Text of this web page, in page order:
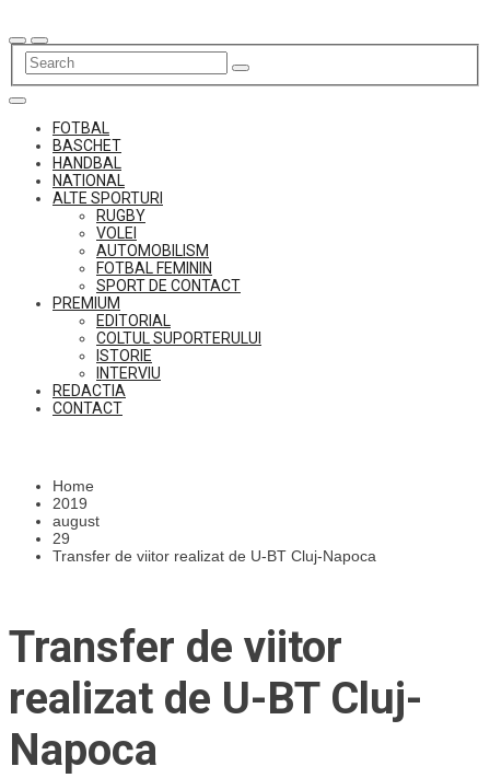
to
content
FOTBAL
BASCHET
HANDBAL
NATIONAL
ALTE SPORTURI
RUGBY
VOLEI
AUTOMOBILISM
FOTBAL FEMININ
SPORT DE CONTACT
PREMIUM
EDITORIAL
COLTUL SUPORTERULUI
ISTORIE
INTERVIU
REDACTIA
CONTACT
Home
2019
august
29
Transfer de viitor realizat de U-BT Cluj-Napoca
Transfer de viitor
realizat de U-BT Cluj-
Napoca